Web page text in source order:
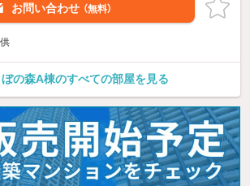
お問い合わせ （無料）
の森A棟のすべての部屋を見る